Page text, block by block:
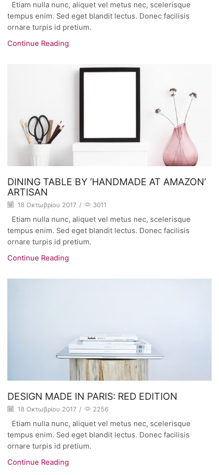
Etiam nulla nunc, aliquet vel metus nec, scelerisque
tempus enim. Sed eget blandit lectus. Donec facilisis
ornare turpis id pretium.
Continue Reading
DINING TABLE BY ‘HANDMADE AT AMAZON’
ARTISAN
18 Οκτωβρίου 2017 / 3011
Etiam nulla nunc, aliquet vel metus nec, scelerisque
tempus enim. Sed eget blandit lectus. Donec facilisis
ornare turpis id pretium.
Continue Reading
DESIGN MADE IN PARIS: RED EDITION
18 Οκτωβρίου 2017 / 2256
Etiam nulla nunc, aliquet vel metus nec, scelerisque
tempus enim. Sed eget blandit lectus. Donec facilisis
ornare turpis id pretium.
Continue Reading